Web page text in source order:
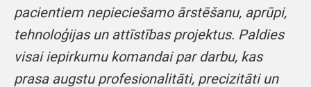
pacientiem nepieciešamo ārstēšanu, aprūpi,
tehnoloģijas un attīstības projektus. Paldies
visai iepirkumu komandai par darbu, kas
prasa augstu profesionalitāti, precizitāti un